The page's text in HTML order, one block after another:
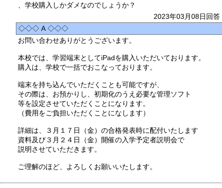
、学校購入しかダメなのでしょうか？
2023年03月08日回答
◇◇◇ A ◇◇◇
お問い合わせありがとうございます。
本校では、学習端末としてiPadを購入いただいております。
購入は、学校で一括でおこなっております。
端末を持ち込んでいただくことも可能ですが、
その際は、お預かりし、初期化のうえ必要な管理ソフト
等を設定させていただくことになります。
（費用をご負担いただくことになします）
詳細は、３月１７日（金）の合格発表時に配付いたします
資料及び３月２４日（金）開催の入学予定者説明会で
説明させていただきます。
ご理解のほど、よろしくお願いいたします。